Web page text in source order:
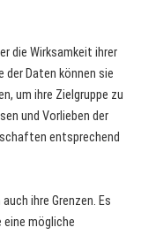
die Wirksamkeit ihrer
der Daten können sie
um ihre Zielgruppe zu
und Vorlieben der
entsprechend
ihre Grenzen. Es
mögliche